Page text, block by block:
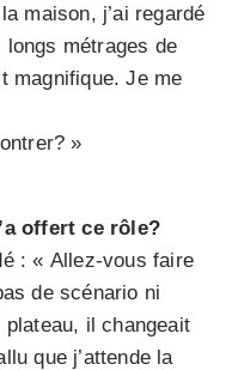
maison, j’ai regardé
longs métrages de
magnifique. Je me
»
offert ce rôle?
: « Allez-vous faire
de scénario ni
plateau, il changeait
que j’attende la